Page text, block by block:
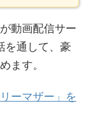
動画配信サー
を通して、豪
ます。
ーマザー」を